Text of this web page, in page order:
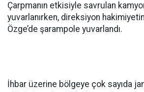
Çarpmanın etkisiyle savrulan
yuvarlanırken, direksiyon
Özge’de şarampole yuvarlandı.
İhbar üzerine bölgeye çok sayıda